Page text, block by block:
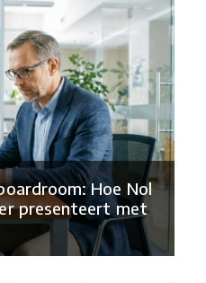
Hoe Nol
presenteert met